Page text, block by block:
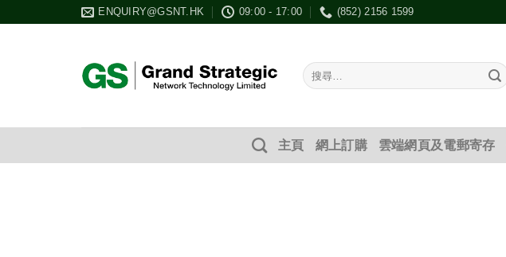
ENQUIRY@GSNT.HK 09:00 - 17:00 (852) 2156 1599
搜
尋：
主頁 網上訂購 雲端網頁及電郵寄存